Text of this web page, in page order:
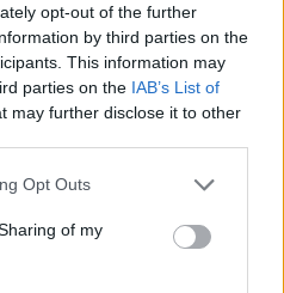
opt-out of the further
by third parties on the
This information may
parties on the IAB’s List of
may further disclose it to other
Opt Outs
of my